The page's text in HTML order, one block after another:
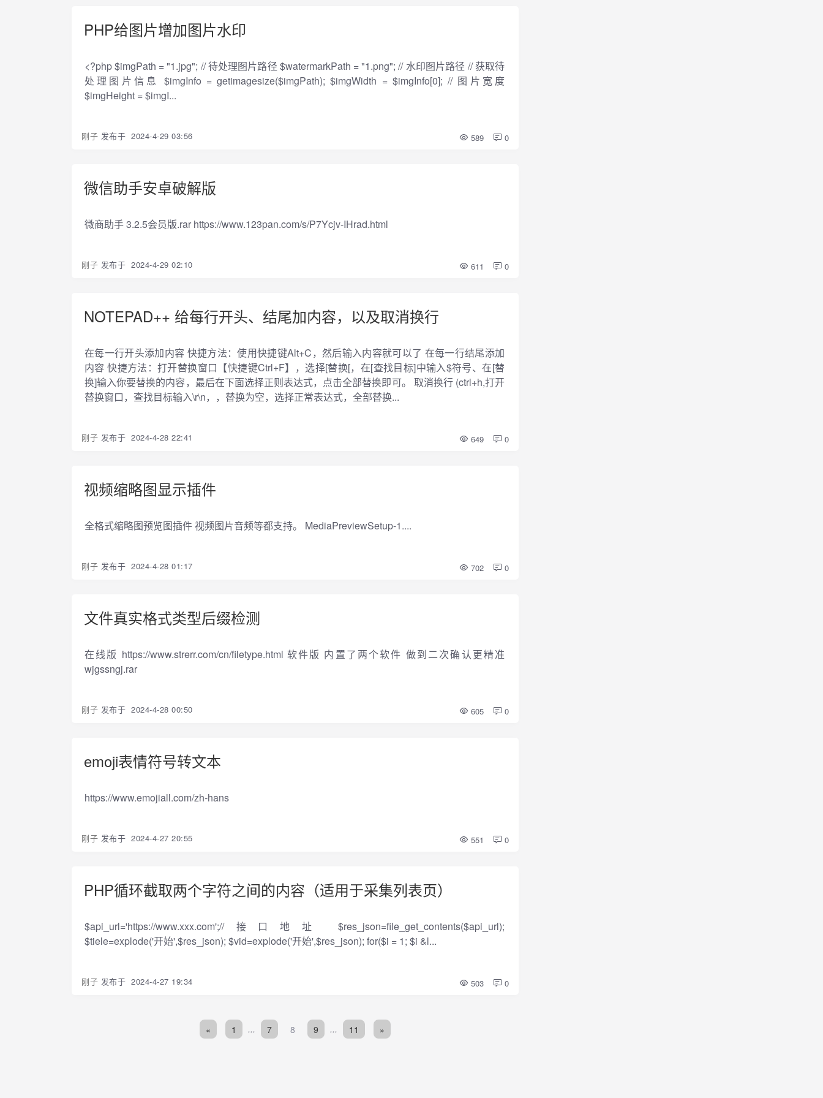
PHP给图片增加图片水印
<?php $imgPath = "1.jpg"; // 待处理图片路径 $watermarkPath = "1.png"; // 水印图片路径 // 获取待
处理图片信息 $imgInfo = getimagesize($imgPath); $imgWidth = $imgInfo[0]; // 图片宽度
$imgHeight = $imgI...
刚子 发布于 2024-4-29 03:56 589 0
微信助手安卓破解版
微商助手 3.2.5会员版.rar https://www.123pan.com/s/P7Ycjv-IHrad.html
刚子 发布于 2024-4-29 02:10 611 0
NOTEPAD++ 给每行开头、结尾加内容，以及取消换行
在每一行开头添加内容 快捷方法：使用快捷键Alt+C，然后输入内容就可以了 在每一行结尾添加
内容 快捷方法：打开替换窗口【快捷键Ctrl+F】，选择[替换[，在[查找目标]中输入$符号、在[替
换]输入你要替换的内容，最后在下面选择正则表达式，点击全部替换即可。 取消换行 (ctrl+h,打开
替换窗口，查找目标输入\r\n，，替换为空，选择正常表达式，全部替换...
刚子 发布于 2024-4-28 22:41 649 0
视频缩略图显示插件
全格式缩略图预览图插件 视频图片音频等都支持。 MediaPreviewSetup-1....
刚子 发布于 2024-4-28 01:17 702 0
文件真实格式类型后缀检测
在线版 https://www.strerr.com/cn/filetype.html 软件版 内置了两个软件 做到二次确认更精准
wjgssngj.rar
刚子 发布于 2024-4-28 00:50 605 0
emoji表情符号转文本
https://www.emojiall.com/zh-hans
刚子 发布于 2024-4-27 20:55 551 0
PHP循环截取两个字符之间的内容（适用于采集列表页）
$api_url='https://www.xxx.com';//接口地址 $res_json=file_get_contents($api_url);
$tiele=explode('开始',$res_json); $vid=explode('开始',$res_json); for($i = 1; $i &l...
刚子 发布于 2024-4-27 19:34 503 0
« 1 ... 7 8 9 ... 11 »